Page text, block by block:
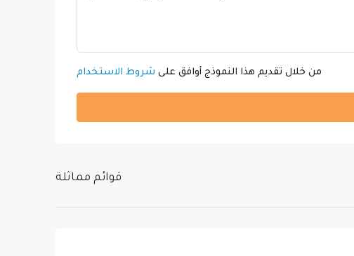
من خلال تقديم هذا النموذج أوافق على شروط الاستخدام
قوائم مماثلة